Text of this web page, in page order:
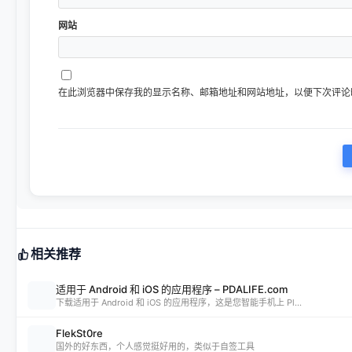
网站
在此浏览器中保存我的显示名称、邮箱地址和网站地址，以便下次评
相关推荐
适用于 Android 和 iOS 的应用程序 – PDALIFE.com
下载适用于 Android 和 iOS 的应用程序，这是您智能手机上 Pl...
FlekSt0re
国外的好东西，个人感觉挺好用的，类似于自签工具